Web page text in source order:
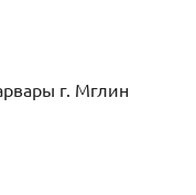
г. Мглин